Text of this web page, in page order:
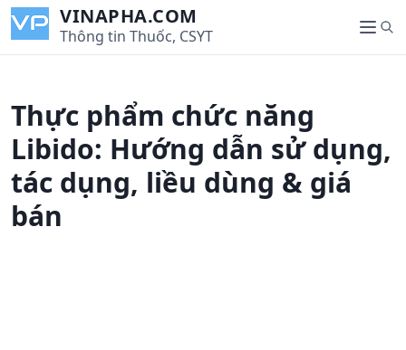
i
VINAPHA.COM
Thông tin Thuốc, CSYT
M
e
S
e
Thực phẩm chức năng
Libido: Hướng dẫn sử dụng,
tác dụng, liều dùng & giá
bán